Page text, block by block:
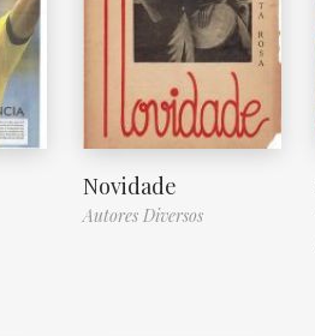
Novidade
Autores Diversos